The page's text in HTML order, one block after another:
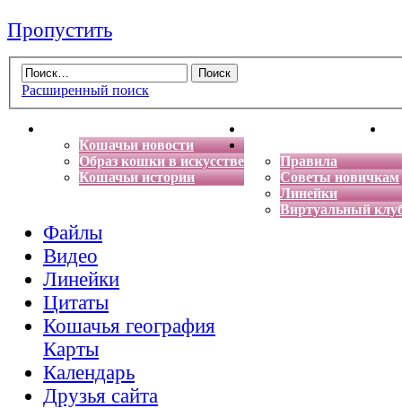
Пропустить
Расширенный поиск
Кошачьи новости
Образ кошки в искусстве
Кошачьи истории
Энциклопедия кошек
Правила
Советы новичкам
Линейки
Виртуальный
Файлы
Видео
Линейки
Цитаты
Кошачья география
Карты
Календарь
Друзья сайта